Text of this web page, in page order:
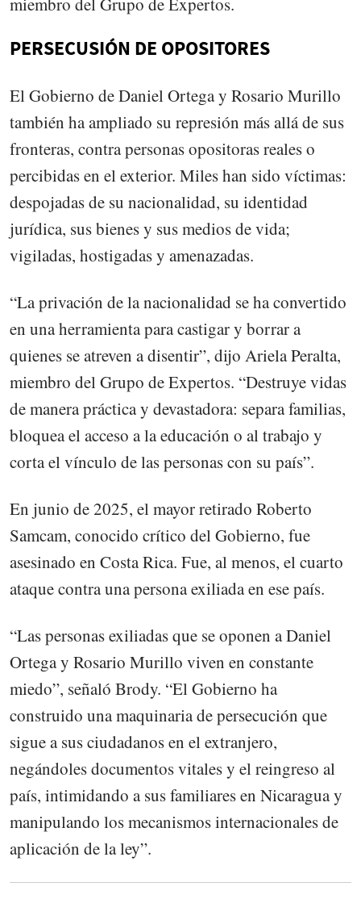
PERSECUSIÓN DE OPOSITORES
El Gobierno de Daniel Ortega y Rosario Murillo
también ha ampliado su represión más allá de sus
fronteras, contra personas opositoras reales o
percibidas en el exterior. Miles han sido víctimas:
despojadas de su nacionalidad, su identidad
jurídica, sus bienes y sus medios de vida;
vigiladas, hostigadas y amenazadas.
“La privación de la nacionalidad se ha convertido
en una herramienta para castigar y borrar a
quienes se atreven a disentir”, dijo Ariela Peralta,
miembro del Grupo de Expertos. “Destruye vidas
de manera práctica y devastadora: separa familias,
bloquea el acceso a la educación o al trabajo y
corta el vínculo de las personas con su país”.
En junio de 2025, el mayor retirado Roberto
Samcam, conocido crítico del Gobierno, fue
asesinado en Costa Rica. Fue, al menos, el cuarto
ataque contra una persona exiliada en ese país.
“Las personas exiliadas que se oponen a Daniel
Ortega y Rosario Murillo viven en constante
miedo”, señaló Brody. “El Gobierno ha
construido una maquinaria de persecución que
sigue a sus ciudadanos en el extranjero,
negándoles documentos vitales y el reingreso al
país, intimidando a sus familiares en Nicaragua y
manipulando los mecanismos internacionales de
aplicación de la ley”.